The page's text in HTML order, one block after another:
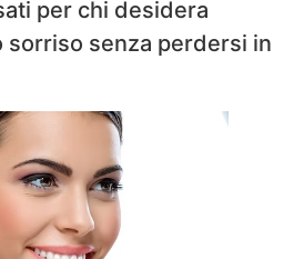
per chi desidera
sorriso senza perdersi in